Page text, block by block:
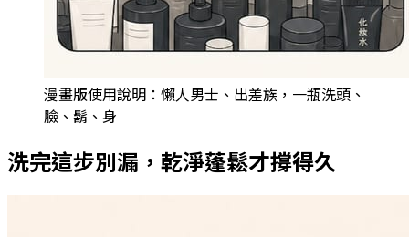
漫畫版使用說明：懶人男士、出差族，一瓶洗頭、
臉、鬍、身
洗完這步別漏，乾淨蓬鬆才撐得久